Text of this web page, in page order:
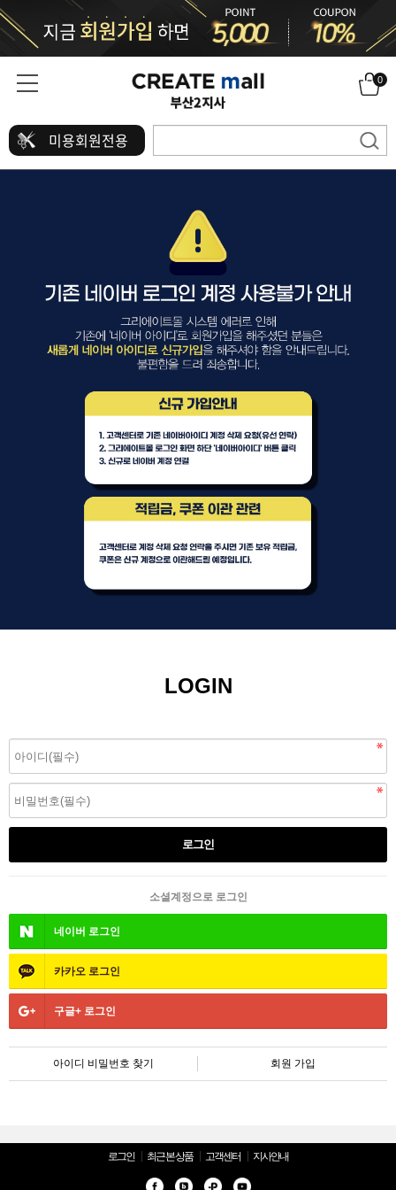
0
미용회원전용
LOGIN
소셜계정으로 로그인
네이버 로그인
카카오 로그인
구글+ 로그인
아이디 비밀번호 찾기 회원 가입
로그인 최근 본 상품 고객센터 지사안내